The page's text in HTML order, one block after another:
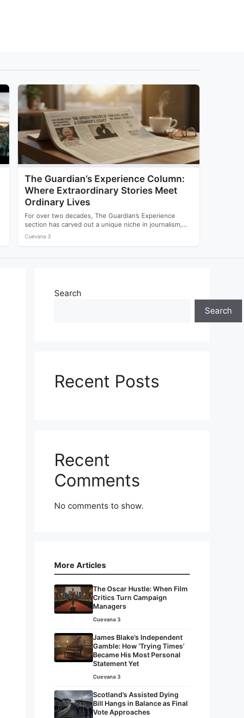
The Guardian’s Experience Column:
Where Extraordinary Stories Meet
Ordinary Lives
For over two decades, The Guardian’s Experience
section has carved out a unique niche in journalism,
offering readers…
Cuevana 3
Search
Search
Recent Posts
Recent
Comments
No comments to show.
More Articles
The Oscar Hustle: When Film
Critics Turn Campaign
Managers
Cuevana 3
James Blake’s Independent
Gamble: How ‘Trying Times’
Became His Most Personal
Statement Yet
Cuevana 3
Scotland’s Assisted Dying
Bill Hangs in Balance as Final
Vote Approaches